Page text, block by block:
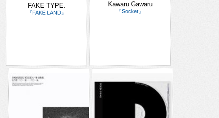
FAKE TYPE.
『FAKE LAND』
Kawaru Gawaru
『Socket』